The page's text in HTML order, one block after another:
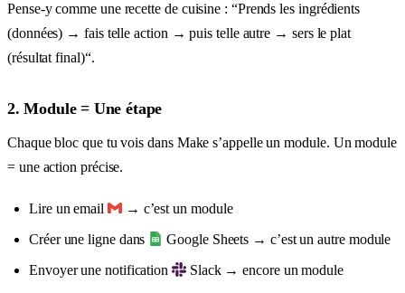
Pense-y comme une recette de cuisine : “Prends les ingrédients
(données) → fais telle action → puis telle autre → sers le plat
(résultat final)“.
2. Module = Une étape
Chaque bloc que tu vois dans Make s’appelle un module. Un module
= une action précise.
Lire un email
→ c’est un module
Créer une ligne dans
Google Sheets → c’est un autre module
Envoyer une notification
Slack → encore un module